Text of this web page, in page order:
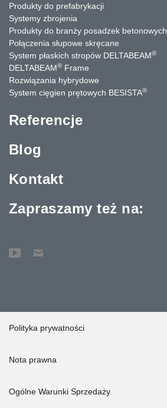
Produkty do prefabrykacji
Systemy zbrojenia
Produkty do branży posadzek betonowych
Połączenia słupowe skręcane
System płaskich stropów DELTABEAM®
DELTABEAM® Frame
Rozwiązania hybrydowe
System cięgien prętowych BESISTA®
Referencje
Blog
Kontakt
Zapraszamy też na:
Polityka prywatności
Nota prawna
Ogólne Warunki Sprzedaży